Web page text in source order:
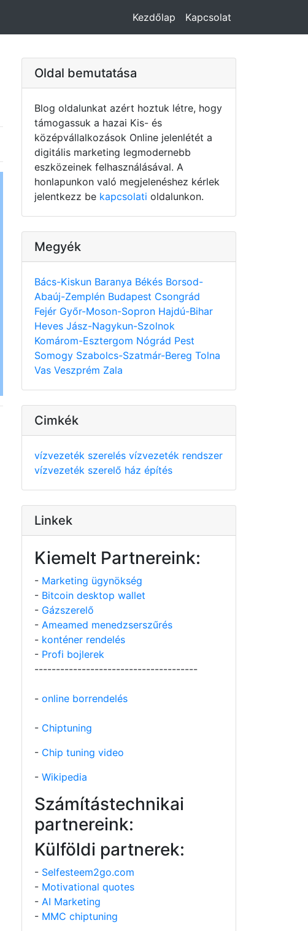
Kezdőlap Kapcsolat
Oldal bemutatása
Blog oldalunkat azért hoztuk létre, hogy
támogassuk a hazai Kis- és
középvállalkozások Online jelenlétét a
digitális marketing legmodernebb
eszközeinek felhasználásával. A
honlapunkon való megjelenéshez kérlek
jelentkezz be kapcsolati oldalunkon.
Megyék
Bács-Kiskun Baranya Békés Borsod-
Abaúj-Zemplén Budapest Csongrád
Fejér Győr-Moson-Sopron Hajdú-Bihar
Heves Jász-Nagykun-Szolnok
Komárom-Esztergom Nógrád Pest
Somogy Szabolcs-Szatmár-Bereg Tolna
Vas Veszprém Zala
Cimkék
vízvezeték szerelés vízvezeték rendszer
vízvezeték szerelő ház építés
Linkek
Kiemelt Partnereink:
- Marketing ügynökség
- Bitcoin desktop wallet
- Gázszerelő
- Ameamed menedzserszűrés
- konténer rendelés
- Profi bojlerek
--------------------------------------
- online borrendelés
- Chiptuning
- Chip tuning video
- Wikipedia
Számítástechnikai
partnereink:
Külföldi partnerek:
- Selfesteem2go.com
- Motivational quotes
- AI Marketing
- MMC chiptuning